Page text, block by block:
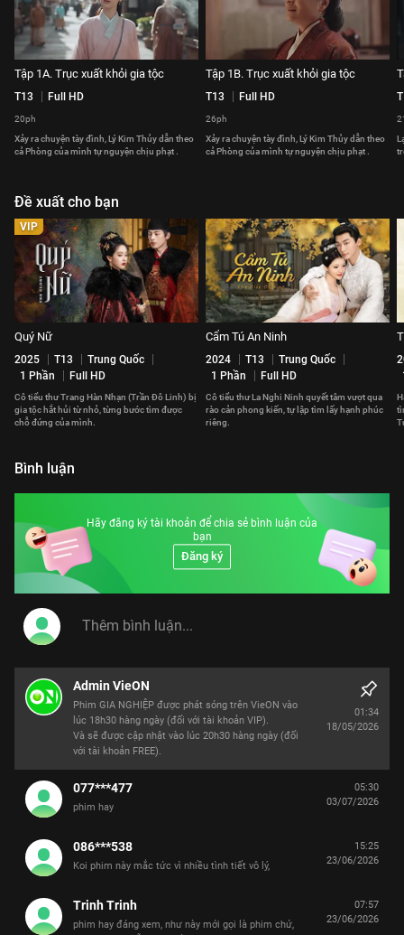
Tập 1A. Trục xuất khỏi gia tộc
T13 Full HD
20ph
Xảy ra chuyện tày đình, Lý Kim Thủy dẫn theo
cả Phòng của mình tự nguyện chịu phạt .
Tập 1B. Trục xuất khỏi gia tộc
T13 Full HD
26ph
Xảy ra chuyện tày đình, Lý Kim Thủy dẫn theo
cả Phòng của mình tự nguyện chịu phạt .
Đề xuất cho bạn
VIP
Quý Nữ
2025 T13
Trung Quốc
1 Phần
Full HD
Cô tiểu thư Trang Hàn Nhạn (Trần Đô Linh) bị
gia tộc hắt hủi từ nhỏ, từng bước tìm được
chỗ đứng của mình.
Cẩm Tú An Ninh
2024 T13
Trung Quốc
1 Phần
Full HD
Cô tiểu thư La Nghi Ninh quyết tâm vượt qua
rào cản phong kiến, tự lập tìm lấy hạnh phúc
riêng.
Bình luận
Hãy đăng ký tài khoản để chia sẻ bình luận của
bạn
Đăng ký
Admin VieON
Phim GIA NGHIỆP được phát sóng trên VieON vào
lúc 18h30 hàng ngày (đối với tài khoản VIP).
Và sẽ được cập nhật vào lúc 20h30 hàng ngày (đối
với tài khoản FREE).
01:34
18/05/2026
077***477
phim hay
05:30
03/07/2026
086***538
Koi phim này mắc tức vì nhiều tình tiết vô lý,
15:25
23/06/2026
Trinh Trinh
phim hay đáng xem, như này mới gọi là phim chứ,
07:57
23/06/2026